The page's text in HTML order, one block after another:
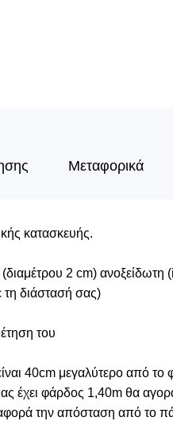
Μεταφορικά
κατασκευής.
2 cm) ανοξείδωτη
τη διάστασή σας)
του
40cm μεγαλύτερο από
έχει φάρδος 1,40m θα
την απόσταση από το